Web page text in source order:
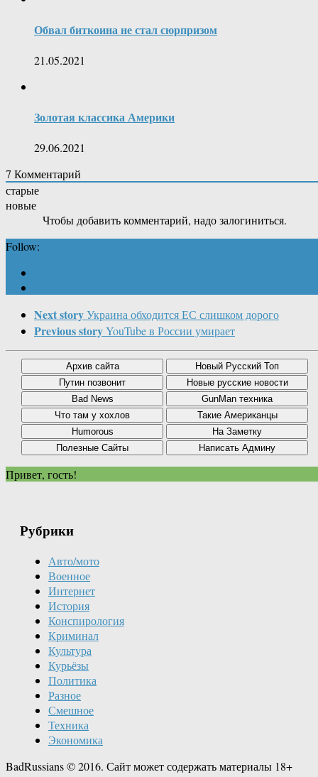
Обвал биткоина не стал сюрпризом
21.05.2021
Золотая классика Америки
29.06.2021
7 Комментарий
старые
новые
Чтобы добавить комментарий, надо залогиниться.
Follow:
Next storyУкраина обходится ЕС слишком дорого
Previous storyYouTube в России умирает
Привет, гость!
Рубрики
Авто/мото
Военное
Интернет
История
Конспирология
Криминал
Культура
Курьёзы
Политика
Разное
Смешное
Техника
Экономика
BadRussians © 2016. Сайт может содержать материалы 18+